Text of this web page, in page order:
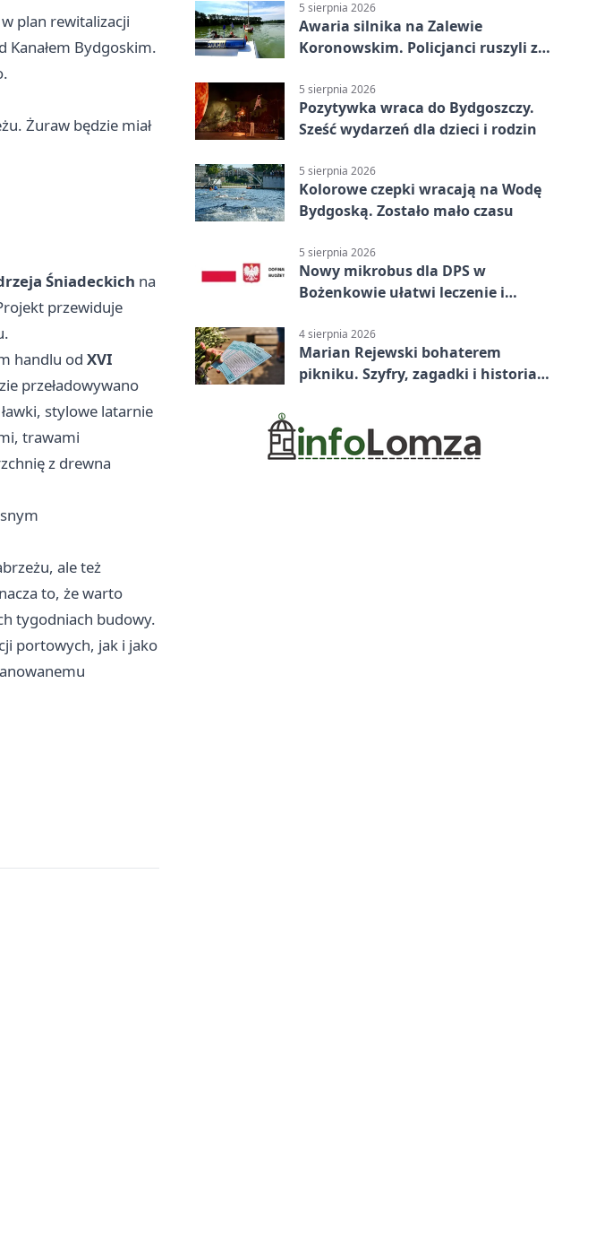
plan rewitalizacji
Bydgoskim.
Żuraw będzie miał
Śniadeckich na
przewiduje
handlu od XVI
przeładowywano
stylowe latarnie
trawami
z drewna
ale też
to, że warto
tygodniach budowy.
portowych, jak i jako
5 sierpnia 2026
Awaria silnika na Zalewie
Koronowskim. Policjanci ruszyli z
5 sierpnia 2026
Pozytywka wraca do Bydgoszczy.
Sześć wydarzeń dla dzieci i rodzin
5 sierpnia 2026
Kolorowe czepki wracają na Wodę
Bydgoską. Zostało mało czasu
5 sierpnia 2026
Nowy mikrobus dla DPS w
Bożenkowie ułatwi leczenie i
4 sierpnia 2026
Marian Rejewski bohaterem
pikniku. Szyfry, zagadki i historia